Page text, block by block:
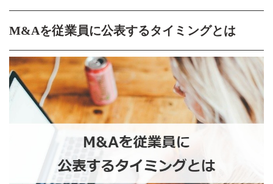
M&Aを従業員に公表するタイミングとは